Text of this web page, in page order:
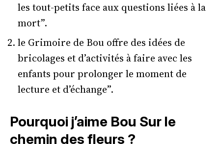
les tout-petits face aux questions liées à la
mort”.
le Grimoire de Bou offre des idées de
bricolages et d’activités à faire avec les
enfants pour prolonger le moment de
lecture et d’échange”.
Pourquoi j’aime Bou Sur le
chemin des fleurs ?